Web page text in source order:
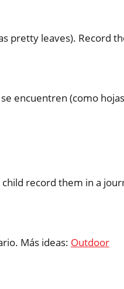
pretty leaves). Record
encuentren (como hojas
record them in a
Más ideas: Outdoor